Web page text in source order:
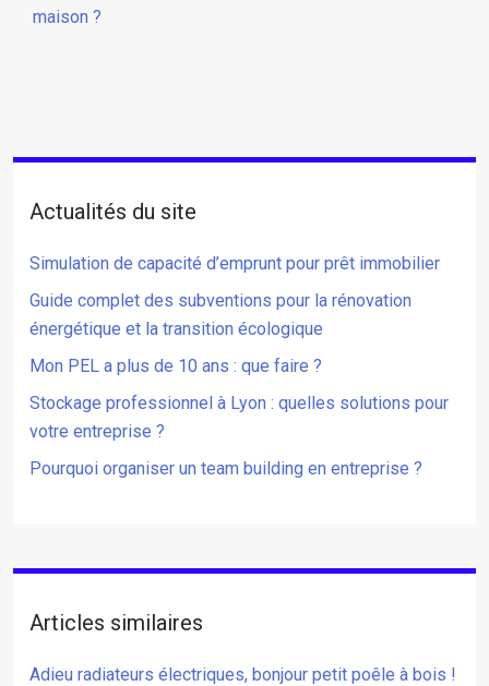
maison ?
Actualités du site
Simulation de capacité d’emprunt pour prêt immobilier
Guide complet des subventions pour la rénovation
énergétique et la transition écologique
Mon PEL a plus de 10 ans : que faire ?
Stockage professionnel à Lyon : quelles solutions pour
votre entreprise ?
Pourquoi organiser un team building en entreprise ?
Articles similaires
Adieu radiateurs électriques, bonjour petit poêle à bois !